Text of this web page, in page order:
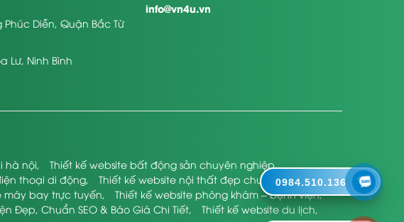
Diễn, Quận Bắc Từ
Lư, Ninh Bình
info@vn4u.vn
hà nội, Thiết kế website bất động sản chuyên nghiệp,
thoại di động, Thiết kế website nội thất đẹp chuyên nghiệp,
máy bay trực tuyến, Thiết kế website phòng khám – bệnh viện,
Đẹp, Chuẩn SEO & Báo Giá Chi Tiết, Thiết kế website du lịch,
0984.510.136